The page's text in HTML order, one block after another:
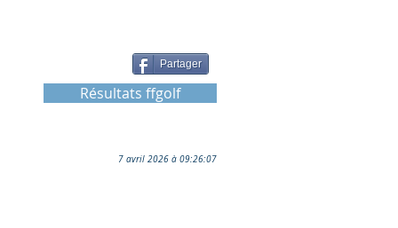
Partager
Résultats ffgolf
7 avril 2026 à 09:26:07